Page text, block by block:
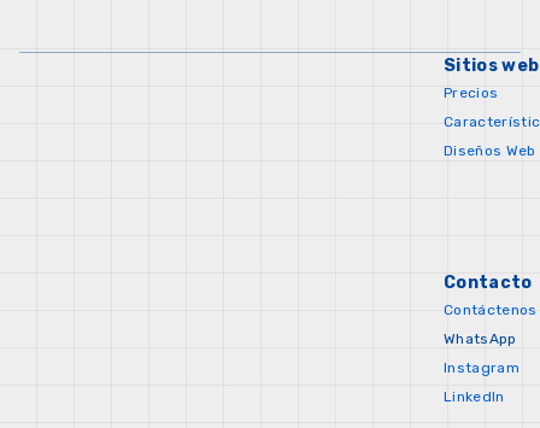
Sitios web
Precios
Diseños Web
Contacto
Contáctenos
WhatsApp
Instagram
LinkedIn